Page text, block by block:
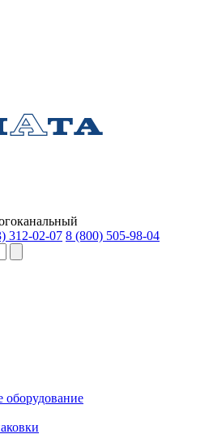
312-02-07 8 (800) 505-98-04
оборудование